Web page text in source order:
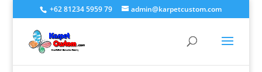
+62 81234 5959 79 admin@karpetcustom.com